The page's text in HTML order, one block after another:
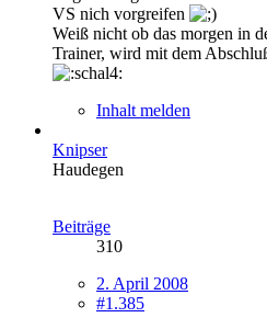
VS nich vorgreifen
Weiß nicht ob das morgen in
Trainer, wird mit dem
Inhalt melden
Knipser
Haudegen
Beiträge
310
2. April 2008
#1.385